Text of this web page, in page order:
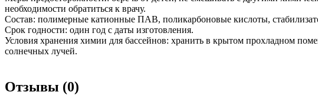
необходимости обратиться к врачу.
Состав: полимерные катионные ПАВ, поликарбоновые кислоты,
Срок годности: один год с даты изготовления.
Условия хранения химии для бассейнов: хранить в крытом прохладном
солнечных лучей.
Отзывы (0)